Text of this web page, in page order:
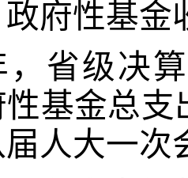
政府性基金
，省级决
基金总支
人大一次